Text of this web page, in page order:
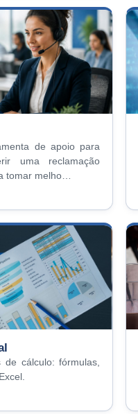
de apoio para
uma reclamação
tomar melho…
cálculo: fórmulas,